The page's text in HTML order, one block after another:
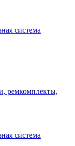
система
ремкомплекты,
система